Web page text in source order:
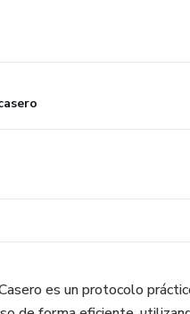
es un protocolo